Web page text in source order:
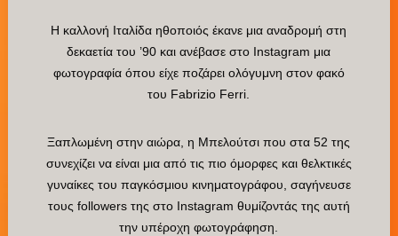
Η καλλονή Ιταλίδα ηθοποιός έκανε μια αναδρομή στη
δεκαετία του ’90 και ανέβασε στο Instagram μια
φωτογραφία όπου είχε ποζάρει ολόγυμνη στον φακό
του Fabrizio Ferri.
Ξαπλωμένη στην αιώρα, η Μπελούτσι που στα 52 της
συνεχίζει να είναι μια από τις πιο όμορφες και θελκτικές
γυναίκες του παγκόσμιου κινηματογράφου, σαγήνευσε
τους followers της στο Instagram θυμίζοντάς της αυτή
την υπέροχη φωτογράφηση.